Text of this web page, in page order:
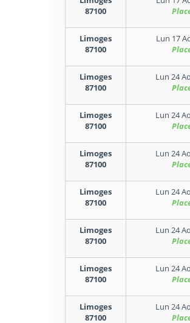
87100
Limoges
87100
Lun 17
Limoges
87100
Lun 24
Limoges
87100
Lun 24
Limoges
87100
Lun 24
Limoges
87100
Lun 24
Limoges
87100
Lun 24
Limoges
87100
Lun 24
Limoges
87100
Lun 24